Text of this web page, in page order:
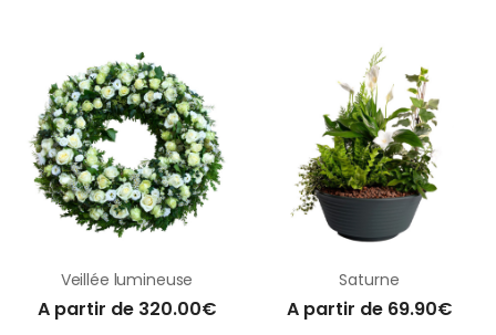
Veillée lumineuse
A partir de 320.00€
Saturne
A partir de 69.90€